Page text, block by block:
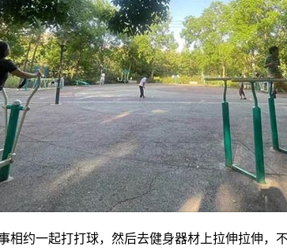
约一起打打球，然后去健身器材上拉伸拉伸，